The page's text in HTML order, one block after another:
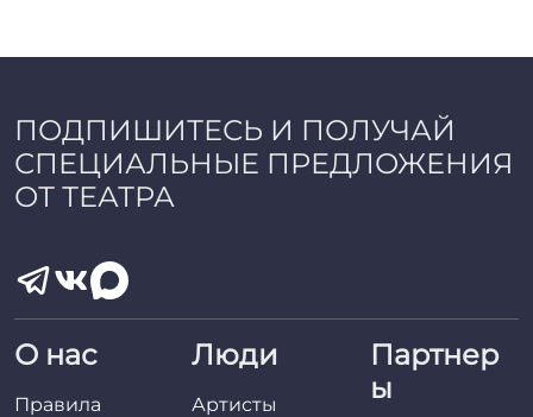
ПОДПИШИТЕСЬ И ПОЛУЧАЙ
СПЕЦИАЛЬНЫЕ ПРЕДЛОЖЕНИЯ
ОТ ТЕАТРА
О нас
Правила
Люди
Артисты
Партнер
ы